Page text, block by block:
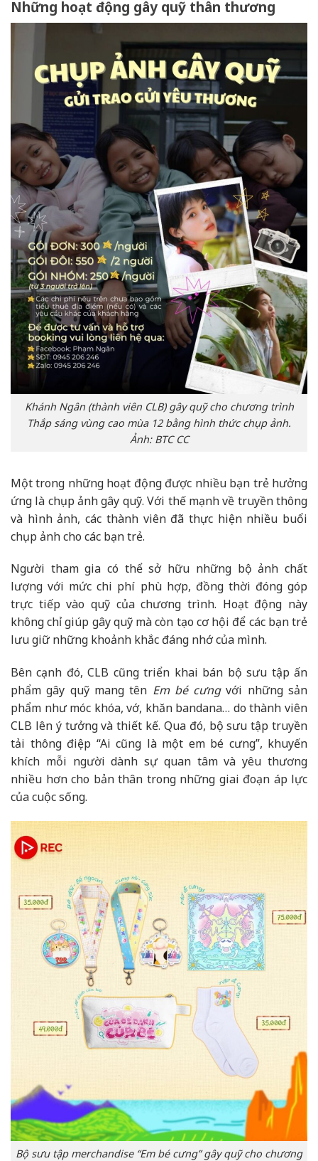
Những hoạt động gây quỹ thân thương
Khánh Ngân (thành viên CLB) gây quỹ cho chương trình
Thắp sáng vùng cao mùa 12 bằng hình thức chụp ảnh.
Ảnh: BTC CC
Một trong những hoạt động được nhiều bạn trẻ hưởng
ứng là chụp ảnh gây quỹ. Với thế mạnh về truyền thông
và hình ảnh, các thành viên đã thực hiện nhiều buổi
chụp ảnh cho các bạn trẻ.
Người tham gia có thể sở hữu những bộ ảnh chất
lượng với mức chi phí phù hợp, đồng thời đóng góp
trực tiếp vào quỹ của chương trình. Hoạt động này
không chỉ giúp gây quỹ mà còn tạo cơ hội để các bạn trẻ
lưu giữ những khoảnh khắc đáng nhớ của mình.
Bên cạnh đó, CLB cũng triển khai bán bộ sưu tập ấn
phẩm gây quỹ mang tên Em bé cưngvới những sản
phẩm như móc khóa, vớ, khăn bandana… do thành viên
CLB lên ý tưởng và thiết kế. Qua đó, bộ sưu tập truyền
tải thông điệp “Ai cũng là một em bé cưng”, khuyến
khích mỗi người dành sự quan tâm và yêu thương
nhiều hơn cho bản thân trong những giai đoạn áp lực
của cuộc sống.
Bộ sưu tập merchandise “Em bé cưng” gây quỹ cho chương